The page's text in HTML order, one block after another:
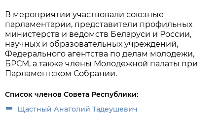
В мероприятии участвовали союзные
парламентарии, представители профильных
министерств и ведомств Беларуси и России,
научных и образовательных учреждений,
Федерального агентства по делам молодежи,
БРСМ, а также члены Молодежной палаты при
Парламентском Собрании.
Список членов Совета Республики:
Щастный Анатолий Тадеушевич